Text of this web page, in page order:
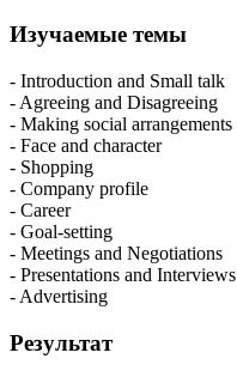
Изучаемые темы
- Introduction and Small talk
- Agreeing and Disagreeing
- Making social arrangements
- Face and character
- Shopping
- Company profile
- Career
- Goal-setting
- Meetings and Negotiations
- Presentations and Interviews
- Advertising
Результат